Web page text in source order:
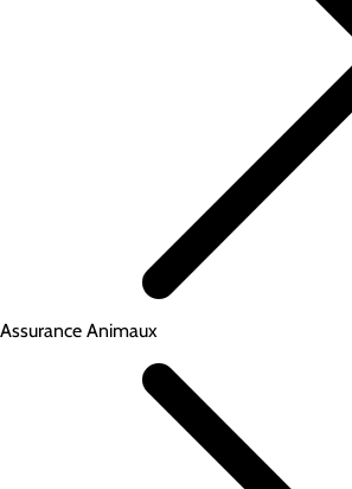
Assurance Animaux